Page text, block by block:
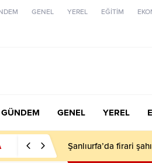
GENEL YEREL EĞİTİM
GÜNDEM GENEL YEREL
Şanlıurfa’da firari